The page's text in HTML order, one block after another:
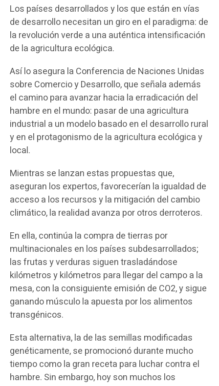
Los países desarrollados y los que están en vías
de desarrollo necesitan un giro en el paradigma: de
la revolución verde a una auténtica intensificación
de la agricultura ecológica.
Así lo asegura la Conferencia de Naciones Unidas
sobre Comercio y Desarrollo, que señala además
el camino para avanzar hacia la erradicación del
hambre en el mundo: pasar de una agricultura
industrial a un modelo basado en el desarrollo rural
y en el protagonismo de la agricultura ecológica y
local.
Mientras se lanzan estas propuestas que,
aseguran los expertos, favorecerían la igualdad de
acceso a los recursos y la mitigación del cambio
climático, la realidad avanza por otros derroteros.
En ella, continúa la compra de tierras por
multinacionales en los países subdesarrollados;
las frutas y verduras siguen trasladándose
kilómetros y kilómetros para llegar del campo a la
mesa, con la consiguiente emisión de CO2, y sigue
ganando músculo la apuesta por los alimentos
transgénicos.
Esta alternativa, la de las semillas modificadas
genéticamente, se promocionó durante mucho
tiempo como la gran receta para luchar contra el
hambre. Sin embargo, hoy son muchos los